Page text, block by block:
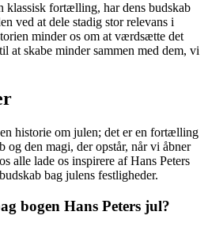
klassisk fortælling, har dens budskab
ved at dele stadig stor relevans i
minder os om at værdsætte det
at skabe minder sammen med dem, vi
historie om julen; det er en fortælling
og den magi, der opstår, når vi åbner
alle lade os inspirere af Hans Peters
bag julens festligheder.
bogen Hans Peters jul?